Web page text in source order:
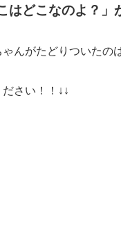
はどこなのよ？」
んがたどりついたの
さい！！↓↓